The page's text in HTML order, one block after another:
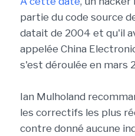
partie du code source
datait de 2004 et qu'il
appelée China
s'est déroulée en mars
Ian Mulholand
les correctifs les plus
contre donné aucune